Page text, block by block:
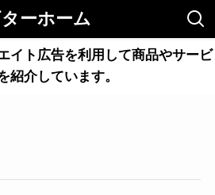
ーホーム
イト広告を利用して商品やサービ
紹介しています。